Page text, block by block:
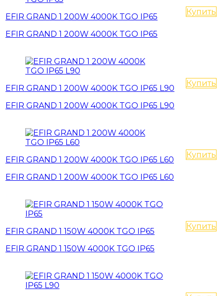
EFIR GRAND 1 200W 4000K TGO IP65
EFIR GRAND 1 200W 4000K TGO IP65
Купить
EFIR GRAND 1 200W 4000K TGO IP65 L90
EFIR GRAND 1 200W 4000K TGO IP65 L90
Купить
EFIR GRAND 1 200W 4000K TGO IP65 L60
EFIR GRAND 1 200W 4000K TGO IP65 L60
Купить
EFIR GRAND 1 150W 4000K TGO IP65
EFIR GRAND 1 150W 4000K TGO IP65
Купить